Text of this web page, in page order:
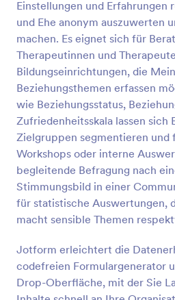
Einstellungen und Erfahrungen
und Ehe anonym auszuwerten
machen. Es eignet sich für
Therapeutinnen und
Bildungseinrichtungen, die
Beziehungsthemen erfassen
wie Beziehungsstatus,
Zufriedenheitsskala lassen sich
Zielgruppen segmentieren und
Workshops oder interne
begleitende Befragung nach
Stimmungsbild in einer
für statistische Auswertungen,
macht sensible Themen
Jotform erleichtert die
codefreien Formulargenerator
Drop-Oberfläche, mit der Sie